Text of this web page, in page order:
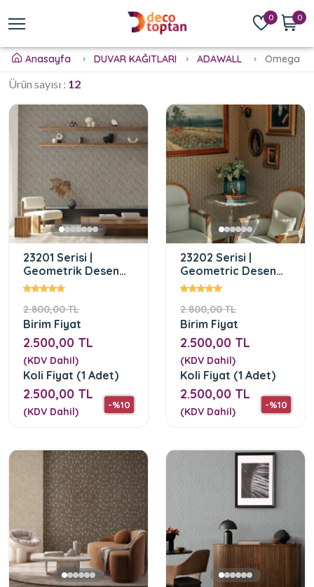
0 0
Anasayfa DUVAR KAĞITLARI ADAWALL Omega
Ürün sayısı : 12
23201 Serisi |
Geometrik Desen
Duvar Kağıdı
2.800,00 TL
-%10
Birim Fiyat
2.500,00 TL
(KDV Dahil)
Koli Fiyat (1 Adet)
2.500,00 TL
(KDV Dahil)
23202 Serisi |
Geometric Desen
Duvar Kağıdı
2.800,00 TL
-%10
Birim Fiyat
2.500,00 TL
(KDV Dahil)
Koli Fiyat (1 Adet)
2.500,00 TL
(KDV Dahil)